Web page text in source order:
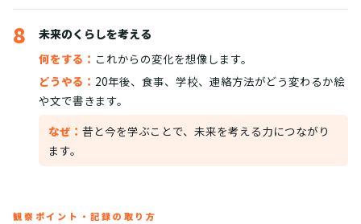
8
未来のくらしを考える
何をする： これからの変化を想像します。
どうやる： 20年後、食事、学校、連絡方法がどう変わるか絵
や文で書きます。
なぜ： 昔と今を学ぶことで、未来を考える力につながり
ます。
観察ポイント・記録の取り方